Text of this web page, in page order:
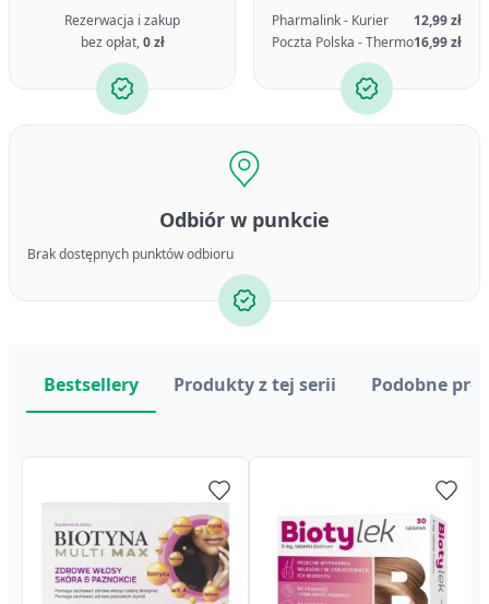
Rezerwacja i zakup
bez opłat,0 zł
Pharmalink - Kurier
12,99 zł
Poczta Polska - Thermo16,99 zł
Odbiór w punkcie
Brak dostępnych punktów odbioru
Bestsellery Produkty z tej serii Podobne